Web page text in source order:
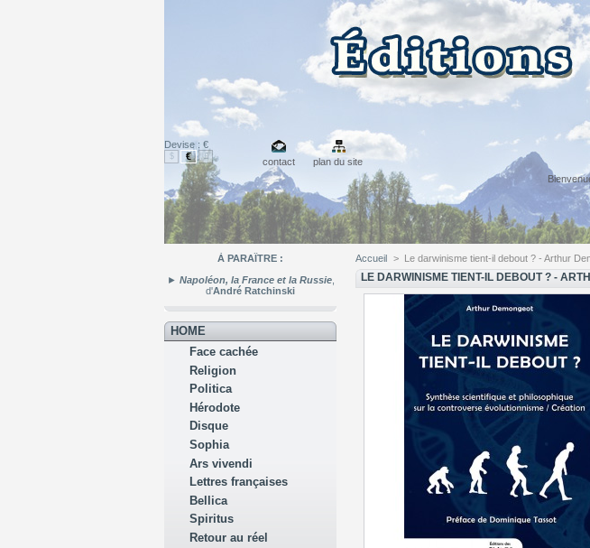
Devise : €
$ € £ contact plan du site
À PARAÎTRE :
► Napoléon, la France et la Russie,
d'André Ratchinski
HOME
Face cachée
Religion
Politica
Hérodote
Disque
Sophia
Ars vivendi
Lettres françaises
Bellica
Spiritus
Retour au réel
Accueil > Le darwinisme tient-il debout ? - Arthur
LE DARWINISME TIENT-IL DEBOUT ? -